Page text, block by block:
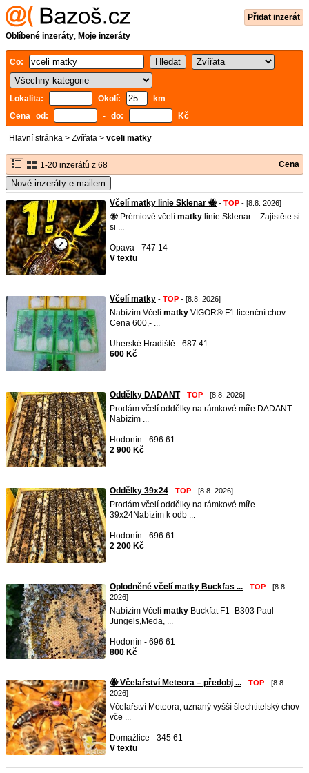
Přidat inzerát
Oblíbené inzeráty, Moje inzeráty
Co:
Lokalita: Okolí:
km
Cena od:
- do: Kč
Hlavní stránka > Zvířata > vceli matky
1-20 inzerátů z 68 Cena
Nové inzeráty e-mailem
Včelí matky linie Sklenar 🐝- TOP - [8.8. 2026]
​🐝 Prémiové včelí matky linie Sklenar – Zajistěte si
si ...
Opava - 747 14
V textu
Včelí matky - TOP - [8.8. 2026]
Nabízím Včelí matky VIGOR® F1 licenční chov.
Cena 600,- ...
Uherské Hradiště - 687 41
600 Kč
Oddělky DADANT- TOP - [8.8. 2026]
Prodám včelí oddělky na rámkové míře DADANT
Nabízím ...
Hodonín - 696 61
2 900 Kč
Oddělky 39x24 - TOP - [8.8. 2026]
Prodám včelí oddělky na rámkové míře
39x24Nabízím k odb ...
Hodonín - 696 61
2 200 Kč
Oplodněné včelí matky Buckfas ... - TOP - [8.8.
2026]
Nabízím Včelí matky Buckfat F1- B303 Paul
Jungels,Meda, ...
Hodonín - 696 61
800 Kč
🐝 Včelařství Meteora – předobj ... - TOP - [8.8.
2026]
Včelařství Meteora, uznaný vyšší šlechtitelský chov
vče ...
Domažlice - 345 61
V textu